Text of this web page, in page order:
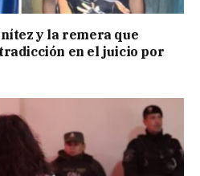
y la remera que
en el juicio por